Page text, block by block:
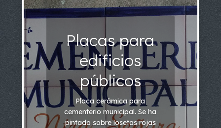
Placas para
edificios
públicos
Placa cerámica para
cementerio municipal. Se ha
pintado sobre losetas rojas